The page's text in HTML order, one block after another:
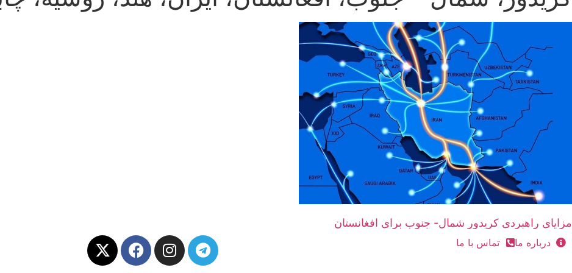
مزایای راهبردی کریدور شمال- جنوب برای افغانستان
درباره ما تماس با ما